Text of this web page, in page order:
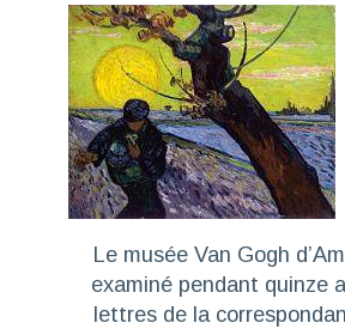
Le musée Van Gogh
examiné pendant quinze
lettres de la